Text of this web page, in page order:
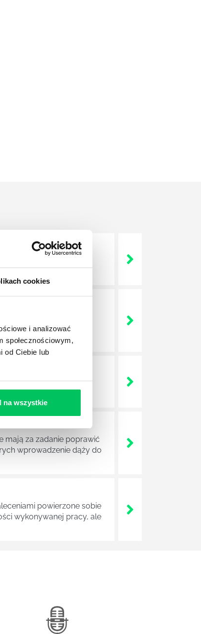
cookies
i analizować
społecznościowym,
od Ciebie lub
na wszystkie
Od kiedy ich
niej także dokładnie
wygląda? Czy z
Kogo w zasadzie
mają za zadanie poprawić
wprowadzenie dąży do
powierzone sobie
wykonywanej pracy, ale